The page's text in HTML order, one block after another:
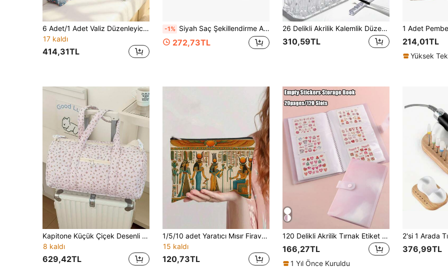
6 Adet/1 Adet Valiz Düzenleyici Çanta, Çok Fonksiyonlu Seyahat Saklama Çantası, Sıkıştırma Çantası, Büyük Kapasiteli Makyaj Çantası, El Çantası, Banyo Tuvalet Çantası, Su Geçirmez Tuvalet Çantası, Kozmetik Çantası, Kaş Kalemi Far Makyaj Fırçası Saklama Çantası, Hijyenik Ped Saklama Çantası, Ruj, Makyaj Fırçası, Makyaj Kalemi, Far, Ayna, Eyeliner, Dudak Parlatıcısı, Cilt Bakım Ürünleri, Diş Fırçası, Diş Fırçası Kabı, Sabun, Şampuan, Tarak, Saat, Telefon, Kolye, Takı, Dijital Ürün Saklama İçin Uygun
17 kaldı
414,31TL
-1% Siyah Saç Şekillendirme Aleti Tutucu Rafı, Salon ve Evde Kendin Yap Saç Bakım Aleti Düzenleyici, Stokta Mevcut
272,73TL
26 Delikli Akrilik Kalemlik Düzenleyici, Minimalist Tırnak Sanatı Fırçası Saklama Rafı, Masa Düzenleyici, Oda Dekorasyonu
310,59TL 214,01TL
Kapitone Küçük Çiçek Desenli Seyahat Düzenleyici Çanta, Kolay Çıkışlar İçin Büyük Kapasiteli Bagaj Saklama Çantası
8 kaldı
629,42TL
1/5/10 adet Yaratıcı Mısır Firavun Desenli Fermuarlı Makyaj Çantası - Pratik Kozmetik Saklama Çözümü, Tuvalet ve Hijyen Ürünleri İçin - Günlük Kullanım ve Seyahat İçin İdeal - Çok Amaçlı Saklama Çantası; Kozmetik Çantası veya Tuvalet Çantası, Oda Dekorasyonu, Çanta, Makyaj Çantası, Düzenleyici, Saklama, Makyaj Çantaları, Tuvalet Çantası, Masa Düzenleyici, Kozmetik Çantası, Makyaj Kesesi, Makyaj Düzenleyici, Makyaj Kesesi, Kozmetik Çantası, Noel Hediyeleri, Kese, El Çantası / Küçük El Çantası, Makyaj Düzenleyici, Kese, Fırça Tutucu, Mini Kese, Büyük Kapasiteli Kese, Kadınlar İçin Hediyeler, Noel Hediyeleri, Kadınlar İçin Hediye Fikirleri, Makyaj Kesesi, Seyahat İçin Gerekli Eşya
15 kaldı
120,73TL
120 Delikli Akrilik Tırnak Etiket Saklama Albümü Kitabı Su Bazlı Etiketler Defteri Manikür Rafları Tırnak Fotoğraf Kabı, Oda, Banyo, Ev, Pembe Oda, Yaşam Alanı Seyahat Eşyaları, Hediye Çantası, Anne, Baba, Erkekler, Arkadaşlar, Öğretmen İçin Hediyeler, Doğum Günü, Düğün, Masa, Raflar, Aksesuarlar, Hediye Kutuları, Komik Hediye, Saklama Çantası, Makyaj Çantası, Tuvalet Çantası, Masa Düzenleyici, Kozmetik Çantası, Makyaj Kesesi, Makyaj Aksesuarları, Makyaj Kesesi, Makyaj Çantaları, Mücevher Kutusu, Kese, Makyaj Fırçası Tutucu, Fırça Tutucu, Parfüm Düzenleyici, Kese Çanta, Kadınlar İçin Hediyeler, Noel Hediyeleri, Kadınlar İçin Hediye Fikirleri, Oda Dekorasyonu
166,27TL
1 Yıl Önce Kuruldu
376,99TL